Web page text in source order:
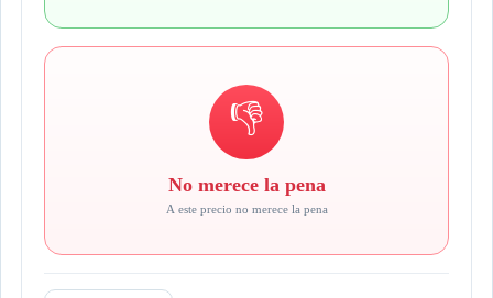
👎
No merece la pena
A este precio no merece la pena